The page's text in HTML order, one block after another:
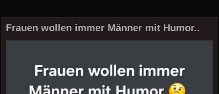
Frauen wollen immer Männer mit Humor..